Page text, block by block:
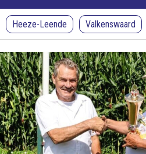
Heeze-Leende Valkenswaard